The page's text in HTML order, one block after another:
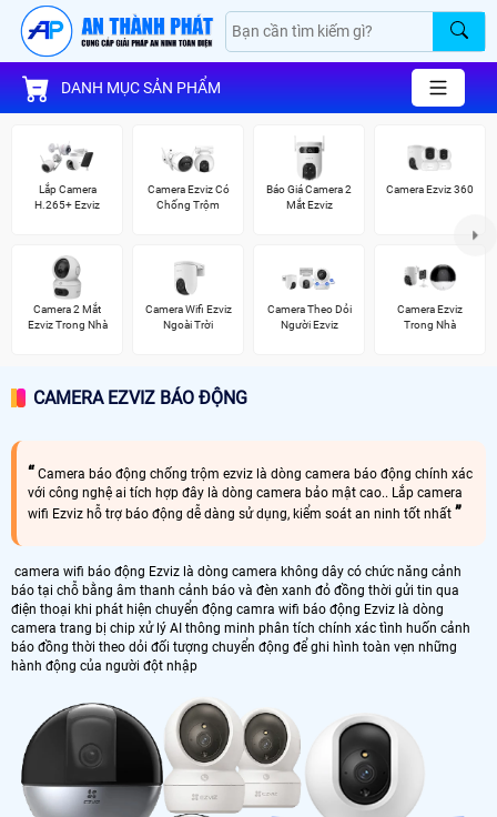
DANH MỤC SẢN PHẨM
Lắp Camera
H.265+ Ezviz
Camera Ezviz Có
Chống Trộm
Báo Giá Camera 2
Mắt Ezviz
Camera Ezviz 360
Camera 2 Mắt
Ezviz Trong Nhà
Camera Wifi Ezviz
Ngoài Trời
Camera Theo Dỏi
Người Ezviz
Camera Ezviz
Trong Nhà
CAMERA EZVIZ BÁO ĐỘNG
Camera báo động chống trộm ezviz là dòng camera báo động chính xác
với công nghệ ai tích hợp đây là dòng camera bảo mật cao.. Lắp camera
wifi Ezviz hỗ trợ báo động dễ dàng sử dụng, kiểm soát an ninh tốt nhất
camera wifi báo động Ezviz là dòng camera không dây có chức năng cảnh
báo tại chỗ bằng âm thanh cảnh báo và đèn xanh đỏ đồng thời gửi tin qua
điện thoại khi phát hiện chuyển động camra wifi báo động Ezviz là dòng
camera trang bị chip xử lý AI thông minh phân tích chính xác tình huốn cảnh
báo đồng thời theo dỏi đối tượng chuyển động để ghi hình toàn vẹn những
hành động của người đột nhập